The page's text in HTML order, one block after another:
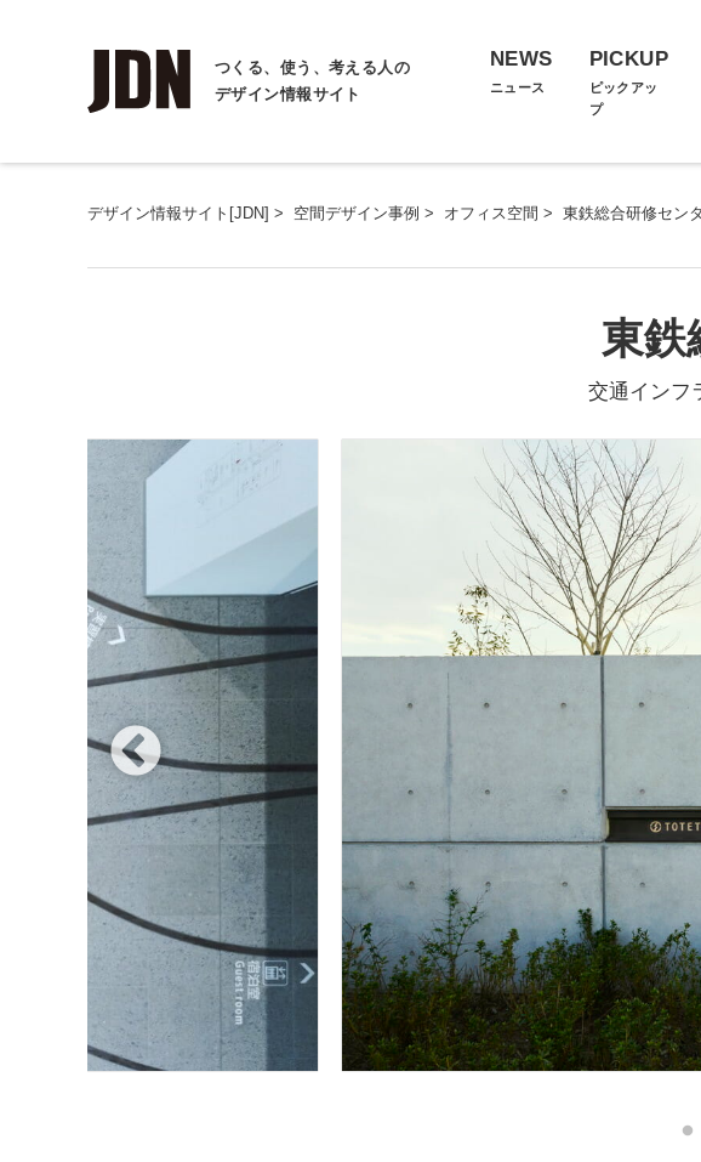
つくる、使う、考える人の
デザイン情報サイト
NEWS
ニュース
PICKUP
ピックアッ
プ
デザイン情報サイト[JDN] > 空間デザイン事例 > オフィス空間 > 東鉄総合研修セン
東鉄
交通インフ